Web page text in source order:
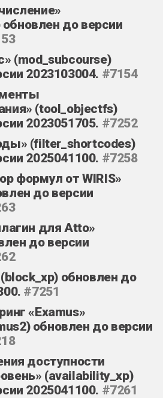
до версии
(mod_subcourse)
2023103004. #7154
(tool_objectfs)
2023051705. #7252
(filter_shortcodes)
2025041100. #7258
формул от WIRIS»
до версии
для Atto»
до версии
обновлен до
#7251
«Examus»
обновлен до версии
доступности
(availability_xp)
2025041100. #7261